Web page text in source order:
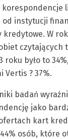
instytucji
W
czytających
roku było to
? 37%.
badań
jako
kart
osób, które